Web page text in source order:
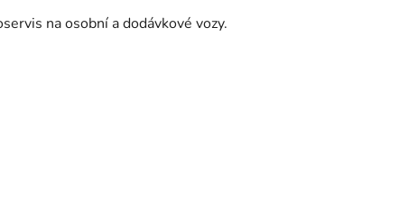
na osobní a dodávkové vozy.